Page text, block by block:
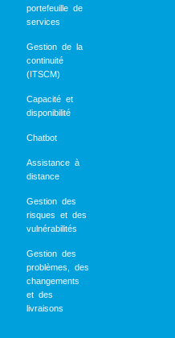
portefeuille de
services
Gestion de la
continuité
(ITSCM)
Capacité et
disponibilité
Chatbot
Assistance à
distance
Gestion des
risques et des
vulnérabilités
Gestion des
problèmes, des
changements
et des
livraisons